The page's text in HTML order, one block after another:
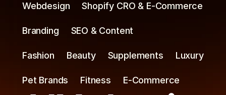
Webdesign Shopify CRO & E-Commerce
Branding SEO & Content
Fashion Beauty Supplements Luxury
Pet Brands Fitness E-Commerce